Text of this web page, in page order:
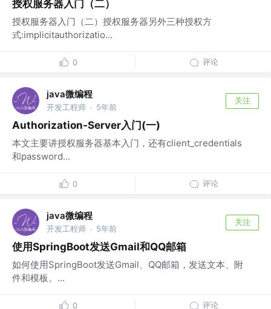
授权服务器入门（二）
授权服务器入门（二）授权服务器另外三种授权方
式:implicitauthorizatio...
0 评论
java微编程
开发工程师 · 5年前
关注
Authorization-Server入门(一)
本文主要讲授权服务器基本入门，还有client_credentials
和password...
0 评论
java微编程
开发工程师 · 5年前
关注
使用SpringBoot发送Gmail和QQ邮箱
如何使用SpringBoot发送Gmail、QQ邮箱，发送文本、附
件和模板。...
0 评论